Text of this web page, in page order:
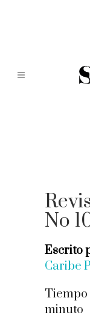
No
Escrito
Caribe
Tiempo
minuto